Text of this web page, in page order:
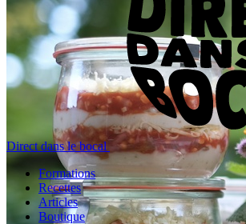
Direct dans le bocal
Formations
Recettes
Articles
Boutique